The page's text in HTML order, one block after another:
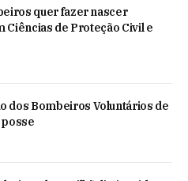
quer fazer nascer
Ciências de Proteção Civil e
dos Bombeiros Voluntários de